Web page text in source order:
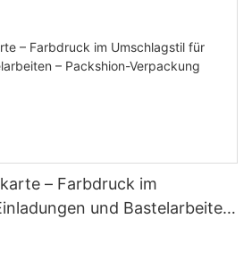
– Farbdruck im
und Bastelarbeiten